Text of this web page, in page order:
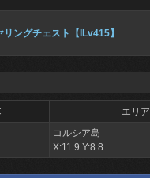
ングチェスト【ILv415】
エリア
コルシア島
X:11.9 Y:8.8